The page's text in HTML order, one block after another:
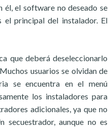
él, el software no deseado se
el principal del instalador. El
que deberá deseleccionarlo
usuarios se olvidan de
se encuentra en el menú
los instaladores para
adicionales, ya que no
aunque no es